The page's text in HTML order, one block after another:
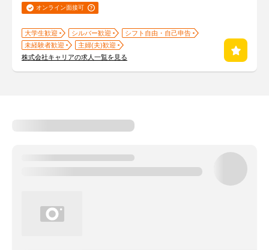
オンライン面接可
大学生歓迎 シルバー歓迎
シフト自由・自己申告
未経験者歓迎
主婦(夫)歓迎
株式会社キャリアの求人一覧を見る